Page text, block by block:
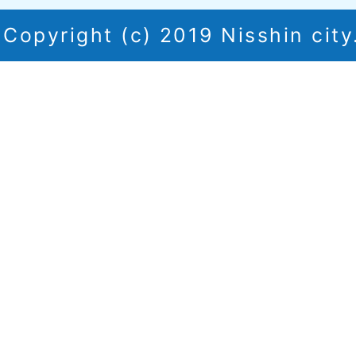
Copyright (c) 2019 Nisshin